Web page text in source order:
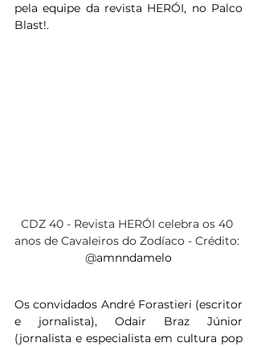
pela equipe da revista HERÓI, no Palco
Blast!.
CDZ 40 - Revista HERÓI celebra os 40
anos de Cavaleiros do Zodíaco - Crédito:
@amnndamelo
Os convidados André Forastieri (escritor
e jornalista), Odair Braz Júnior
(jornalista e especialista em cultura pop